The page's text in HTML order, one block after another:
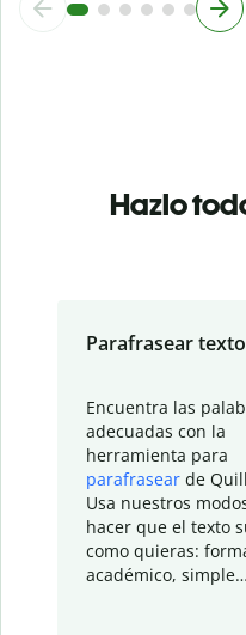
Hazlo
Parafrasear
Encuentra las
adecuadas con la
herramienta para
parafrasear de
Usa nuestros
hacer que el texto
como quieras:
académico, simple…